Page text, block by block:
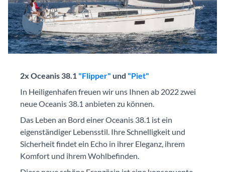
2x Oceanis 38.1 "Flipper" und "Piet"
In Heiligenhafen freuen wir uns Ihnen ab 2022 zwei
neue Oceanis 38.1 anbieten zu können.
Das Leben an Bord einer Oceanis 38.1 ist ein
eigenständiger Lebensstil. Ihre Schnelligkeit und
Sicherheit findet ein Echo in ihrer Eleganz, ihrem
Komfort und ihrem Wohlbefinden.